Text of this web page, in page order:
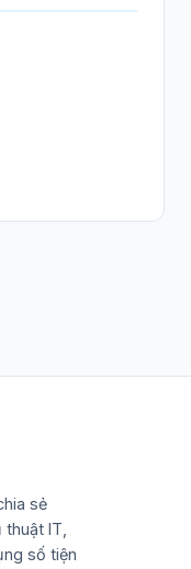
sẻ
IT,
số tiện